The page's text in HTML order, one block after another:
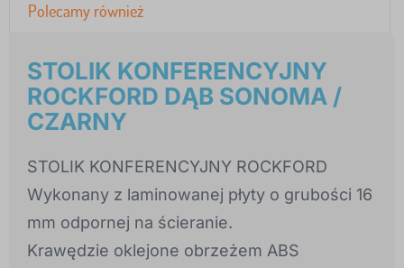
Polecamy również
STOLIK KONFERENCYJNY
ROCKFORD DĄB SONOMA /
CZARNY
STOLIK KONFERENCYJNY ROCKFORD
Wykonany z laminowanej płyty o grubości 16
mm odpornej na ścieranie.
Krawędzie oklejone obrzeżem ABS